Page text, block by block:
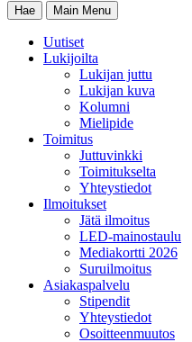
Hae Main Menu
Uutiset
Lukijoilta
Lukijan juttu
Lukijan kuva
Kolumni
Mielipide
Toimitus
Juttuvinkki
Toimitukselta
Yhteystiedot
Ilmoitukset
Jätä ilmoitus
LED-mainostaulu
Mediakortti 2026
Suruilmoitus
Asiakaspalvelu
Stipendit
Yhteystiedot
Osoitteenmuutos